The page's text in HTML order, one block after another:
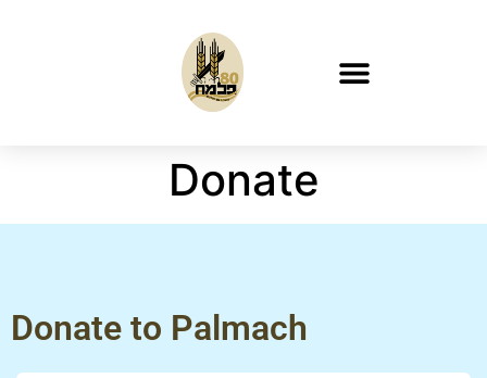
Donate
Donate to Palmach